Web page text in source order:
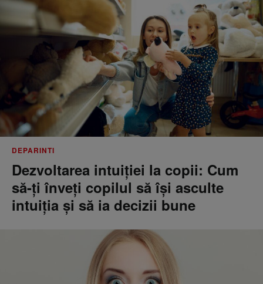
DEPARINTI
Dezvoltarea intuiției la copii: Cum
să-ți înveți copilul să își asculte
intuiția și să ia decizii bune